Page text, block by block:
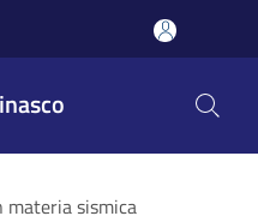
materia sismica